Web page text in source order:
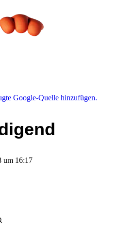
Google-Quelle hinzufügen.
um 16:17